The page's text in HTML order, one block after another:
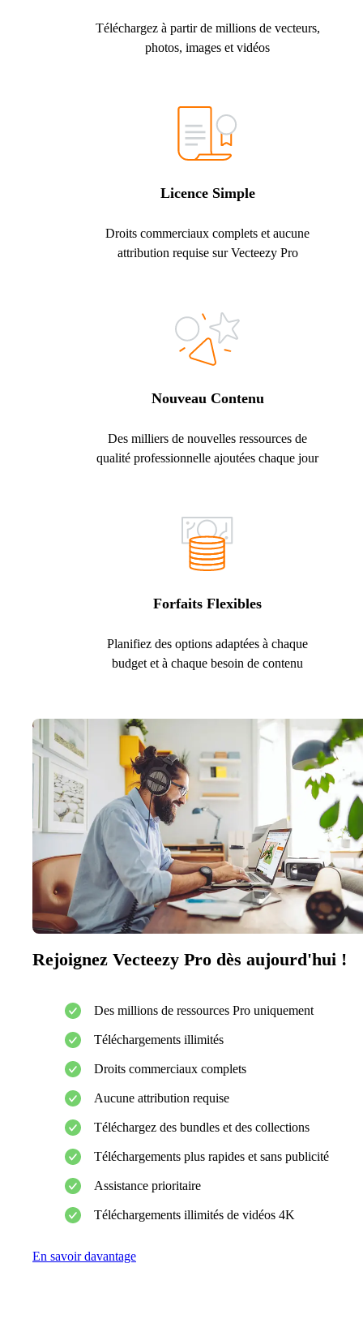
Téléchargez à partir de millions de vecteurs,
photos, images et vidéos
Licence Simple
Droits commerciaux complets et aucune
attribution requise sur Vecteezy Pro
Nouveau Contenu
Des milliers de nouvelles ressources de
qualité professionnelle ajoutées chaque jour
Forfaits Flexibles
Planifiez des options adaptées à chaque
budget et à chaque besoin de contenu
Rejoignez Vecteezy Pro dès aujourd'hui !
Des millions de ressources Pro uniquement
Téléchargements illimités
Droits commerciaux complets
Aucune attribution requise
Téléchargez des bundles et des collections
Téléchargements plus rapides et sans publicité
Assistance prioritaire
Téléchargements illimités de vidéos 4K
En savoir davantage